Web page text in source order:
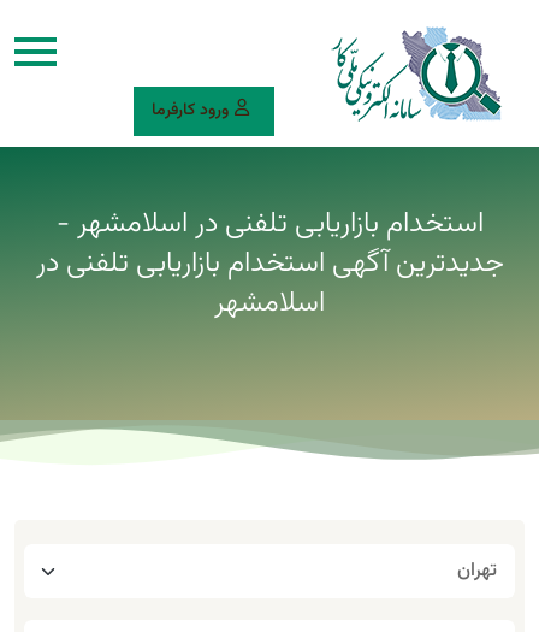
ورود کارفرما
استخدام بازاریابی تلفنی در اسلامشهر -
جدیدترین آگهی استخدام بازاریابی تلفنی در
اسلامشهر